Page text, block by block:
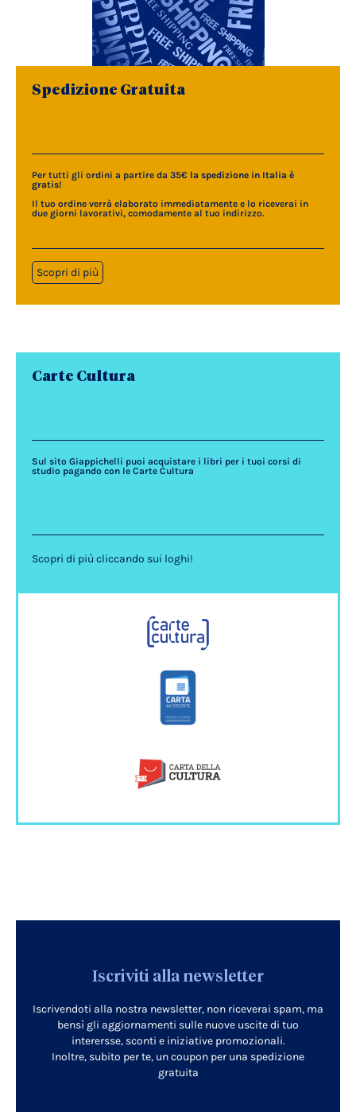
Spedizione Gratuita
Per tutti gli ordini a partire da 35€ la spedizione in Italia è
gratis!
Il tuo ordine verrà elaborato immediatamente e lo riceverai in
due giorni lavorativi, comodamente al tuo indirizzo.
Scopri di più
Carte Cultura
Sul sito Giappichelli puoi acquistare i libri per i tuoi corsi di
studio pagando con le Carte Cultura
Scopri di più cliccando sui loghi!
Iscriviti alla newsletter
Iscrivendoti alla nostra newsletter, non riceverai spam, ma
bensì gli aggiornamenti sulle nuove uscite di tuo
interersse, sconti e iniziative promozionali.
Inoltre, subito per te, un coupon per una spedizione
gratuita